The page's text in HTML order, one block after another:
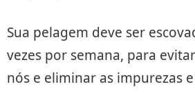
Sua pelagem deve ser
vezes por semana, para
nós e eliminar as impurezas